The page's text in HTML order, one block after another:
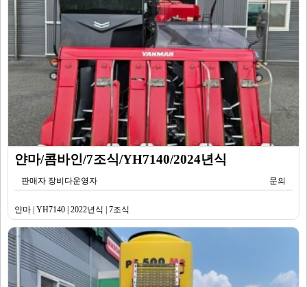
얀마/콤바인/7조식/YH7140/2024년식
판매자 장비다운영자 문의
얀마 | YH7140 | 2022년식 | 7조식